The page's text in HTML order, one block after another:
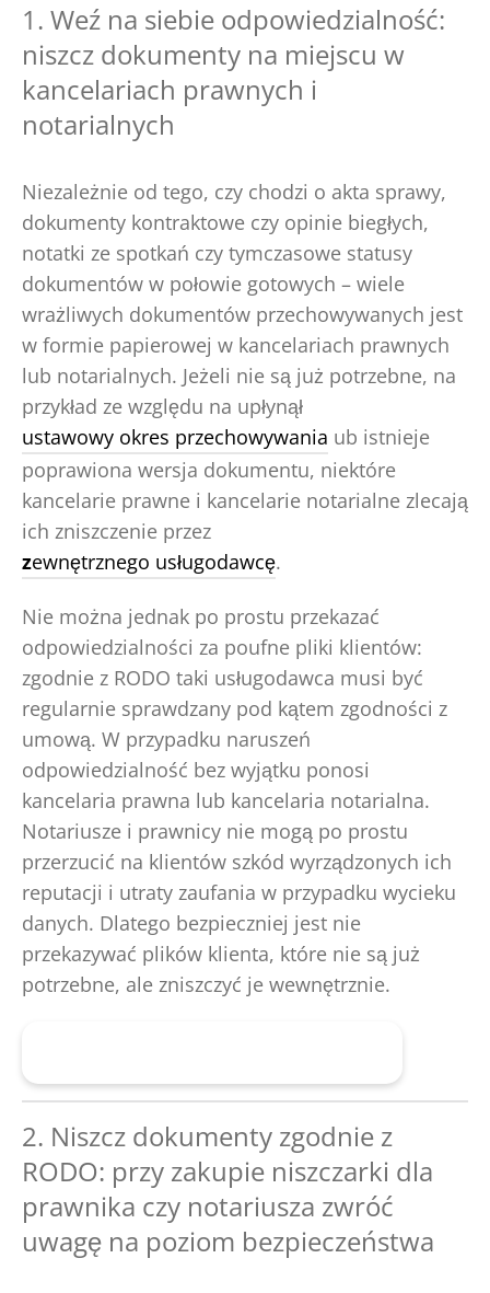
1. Weź na siebie odpowiedzialność:
niszcz dokumenty na miejscu w
kancelariach prawnych i
notarialnych
Niezależnie od tego, czy chodzi o akta sprawy,
dokumenty kontraktowe czy opinie biegłych,
notatki ze spotkań czy tymczasowe statusy
dokumentów w połowie gotowych – wiele
wrażliwych dokumentów przechowywanych jest
w formie papierowej w kancelariach prawnych
lub notarialnych. Jeżeli nie są już potrzebne, na
przykład ze względu na upłynął
ustawowy okres przechowywania ub istnieje
poprawiona wersja dokumentu, niektóre
kancelarie prawne i kancelarie notarialne zlecają
ich zniszczenie przez
zewnętrznego usługodawcę.
Nie można jednak po prostu przekazać
odpowiedzialności za poufne pliki klientów:
zgodnie z RODO taki usługodawca musi być
regularnie sprawdzany pod kątem zgodności z
umową. W przypadku naruszeń
odpowiedzialność bez wyjątku ponosi
kancelaria prawna lub kancelaria notarialna.
Notariusze i prawnicy nie mogą po prostu
przerzucić na klientów szkód wyrządzonych ich
reputacji i utraty zaufania w przypadku wycieku
danych. Dlatego bezpieczniej jest nie
przekazywać plików klienta, które nie są już
potrzebne, ale zniszczyć je wewnętrznie.
2. Niszcz dokumenty zgodnie z
RODO: przy zakupie niszczarki dla
prawnika czy notariusza zwróć
uwagę na poziom bezpieczeństwa